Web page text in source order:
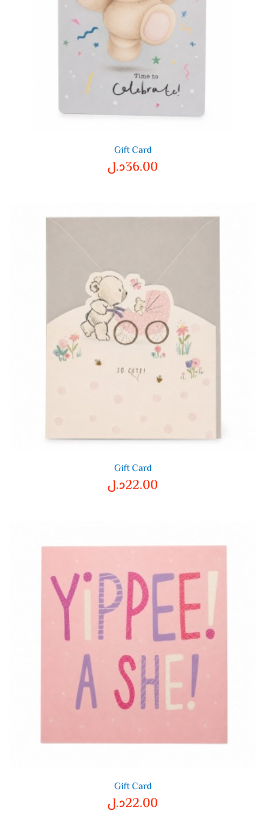
Gift Card
36.00د.ل
Gift Card
22.00د.ل
Gift Card
22.00د.ل